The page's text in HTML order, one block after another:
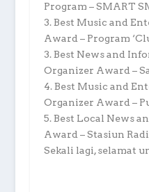
Program – SMART
3. Best Music and
Award – Program
3. Best News and
Organizer Award –
4. Best Music and
Organizer Award –
5. Best Local News
Award – Stasiun
Sekali lagi, selamat